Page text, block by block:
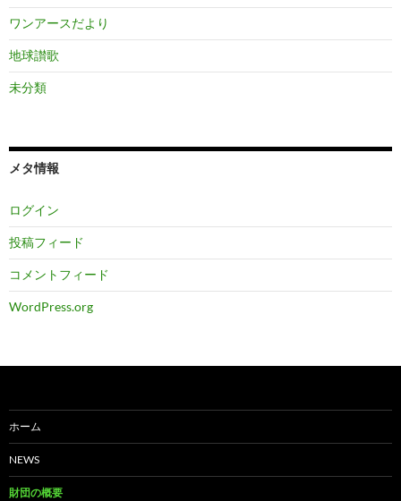
ワンアースだより
地球讃歌
未分類
メタ情報
ログイン
投稿フィード
コメントフィード
WordPress.org
ホーム
NEWS
財団の概要